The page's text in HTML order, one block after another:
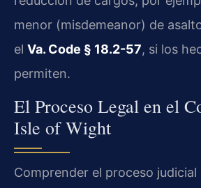
menor (misdemeanor) de
el Va. Code § 18.2-57, si los
permiten.
El Proceso Legal en el
Isle of Wight
Comprender el proceso judicial